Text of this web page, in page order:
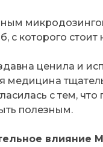
с которого стоит
ценила и
с тем,
полезным.
влияние